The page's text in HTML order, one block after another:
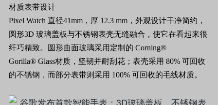
Pixel Watch 直径41mm，厚 12.3 mm，外观设计干净简约，
圆形3D 玻璃盖板与不锈钢表壳无缝融合，使它在看起来很
纤巧精致。圆形曲面玻璃采用定制的 Corning®
Gorilla® Glass材质，坚韧并耐刮花；表壳采用 80% 可回收
的不锈钢，而部分表带则采用 100% 可回收的毛线材质。